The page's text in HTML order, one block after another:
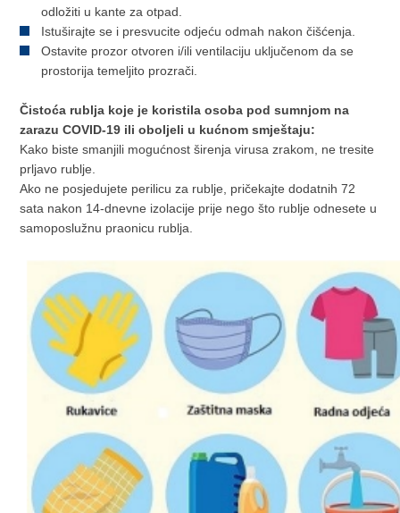
odložiti u kante za otpad.
Istuširajte se i presvucite odjeću odmah nakon čišćenja.
Ostavite prozor otvoren i/ili ventilaciju uključenom da se
prostorija temeljito prozrači.
Čistoća rublja koje je koristila osoba pod sumnjom na
zarazu COVID-19 ili oboljeli u kućnom smještaju:
Kako biste smanjili mogućnost širenja virusa zrakom, ne tresite
prljavo rublje.
Ako ne posjedujete perilicu za rublje, pričekajte dodatnih 72
sata nakon 14-dnevne izolacije prije nego što rublje odnesete u
samoposlužnu praonicu rublja.